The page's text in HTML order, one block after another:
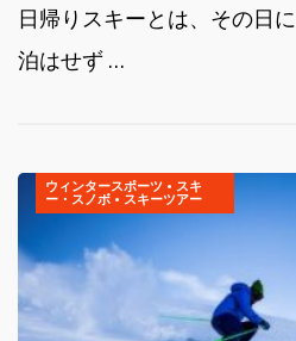
日帰りスキーとは、その日
泊はせず …
ウィンタースポーツ • スキ
ー・スノボ • スキーツアー